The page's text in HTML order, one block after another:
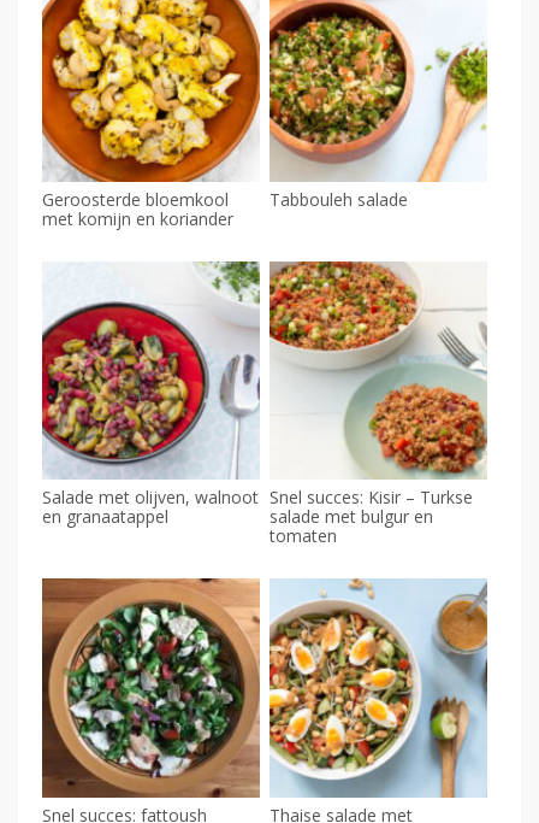
Geroosterde bloemkool
met komijn en koriander
Tabbouleh salade
Salade met olijven, walnoot
en granaatappel
Snel succes: Kisir – Turkse
salade met bulgur en
tomaten
Snel succes: fattoush
Thaise salade met